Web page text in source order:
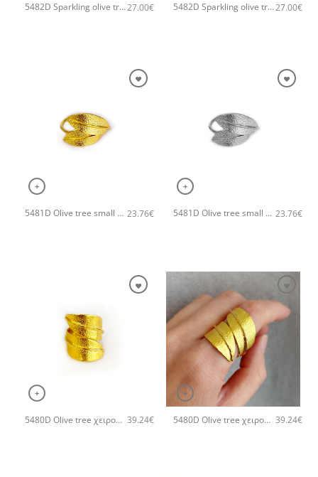
5482D Sparkling olive tree χειροποίητο δαχτυλιδι Catherine bijoux Χρυσό27.00€ 5482D Sparkling olive tree χειροποίητο δαχτυλιδι Catherine bijoux Ασημί27.00€
+
5481D Olive tree small χειροποίητο δαχτυλιδι Catherine bijoux Χρυσό 23.76€
+
5481D Olive tree small χειροποίητο δαχτυλιδι Catherine bijoux Ασημί 23.76€
+
5480D Olive tree χειροποίητο δαχτυλιδι Catherine bijoux Χρυσό 39.24€
+
5480D Olive tree χειροποίητο δαχτυλιδι Catherine bijoux Ασημί 39.24€